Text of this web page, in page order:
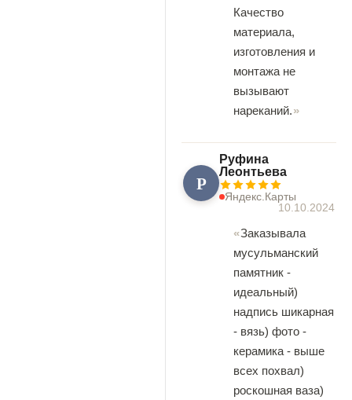
Качество
материала,
изготовления и
монтажа не
вызывают
нареканий.
Р
Руфина
Леонтьева
Яндекс.Карты
10.10.2024
Заказывала
мусульманский
памятник -
идеальный)
надпись шикарная
- вязь) фото -
керамика - выше
всех похвал)
роскошная ваза)